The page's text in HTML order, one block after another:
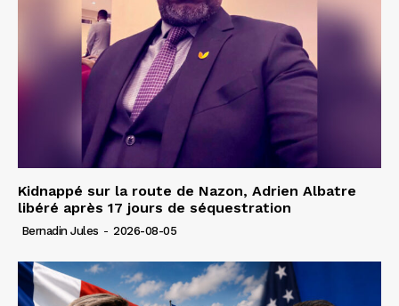
Kidnappé sur la route de Nazon, Adrien Albatre
libéré après 17 jours de séquestration
Bernadin Jules - 2026-08-05